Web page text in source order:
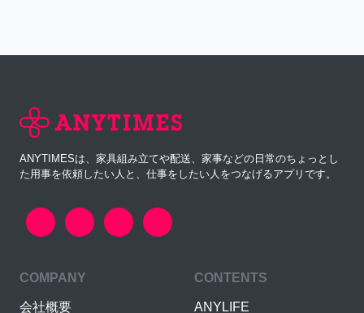
ANYTIMESは、家具組み立てや配送、家事などの日常のちょっとし
た用事を依頼したい人と、仕事をしたい人をつなげるアプリです。
COMPANY
会社概要
CONTENTS
ANYLIFE